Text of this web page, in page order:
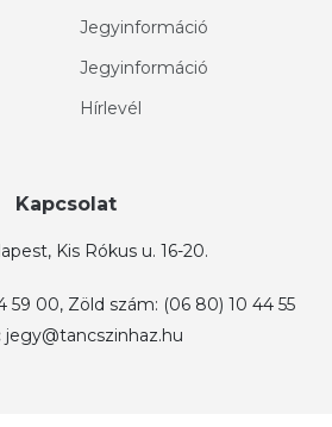
Jegyinformáció
Jegyinformáció
Hírlevél
Kapcsolat
Kis Rókus u. 16-20.
59 00, Zöld szám: (06 80) 10 44 55
jegy@tancszinhaz.hu